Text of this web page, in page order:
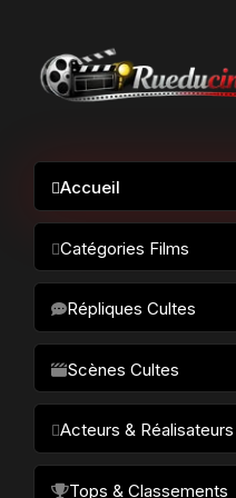
Accueil
Catégories Films
Science-fiction
Drame / Thriller
Comédie/humour
Horreur
Fantastique
Répliques Cultes
Scènes Cultes
Acteurs & Réalisateurs
Tops & Classements